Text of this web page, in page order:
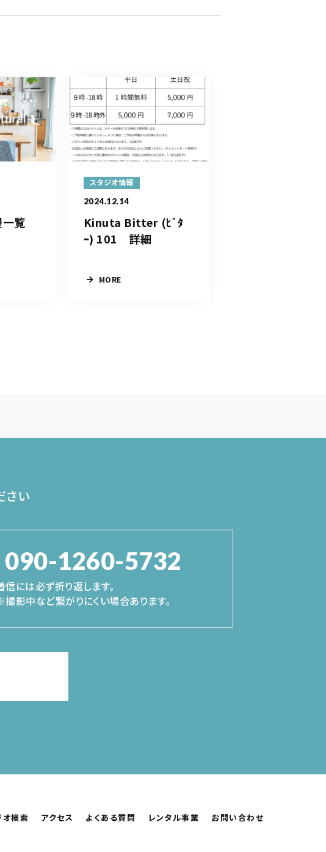
一覧
スタジオ情報
2024.12.14
Kinuta Bitter (ﾋﾞﾀ
ｰ) 101 詳細
MORE
さい
090-1260-5732
信には必ず折り返します。
撮影中など繋がりにくい場合あります。
オ検索 アクセス よくある質問 レンタル事業 お問い合わせ